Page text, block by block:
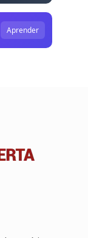
Aprender